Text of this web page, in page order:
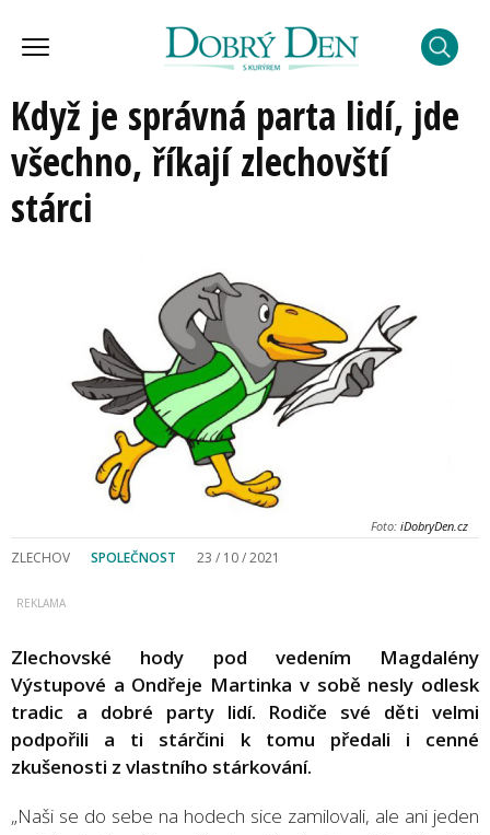
Když je správná parta lidí, jde
všechno, říkají zlechovští
stárci
Foto: iDobryDen.cz
ZLECHOV SPOLEČNOST 23 / 10 / 2021
Zlechovské hody pod vedením Magdalény
Výstupové a Ondřeje Martinka v sobě nesly odlesk
tradic a dobré party lidí. Rodiče své děti velmi
podpořili a ti stárčini k tomu předali i cenné
zkušenosti z vlastního stárkování.
„Naši se do sebe na hodech sice zamilovali, ale ani jeden